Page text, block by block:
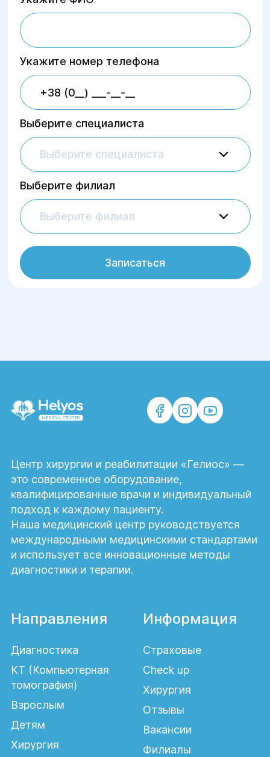
Укажите номер телефона
Выберите специалиста
Выберите специалиста
Выберите филиал
Выберите филиал
Записаться
Центр хирургии и реабилитации «Гелиос» —
это современное оборудование,
квалифицированные врачи и индивидуальный
подход к каждому пациенту.
Наша медицинский центр руководствуется
международными медицинскими стандартами
и использует все инновационные методы
диагностики и терапии.
Направления
Диагностика
КТ (Компьютерная
томография)
Взрослым
Детям
Хирургия
Информация
Страховые
Check up
Хирургия
Отзывы
Вакансии
Филиалы